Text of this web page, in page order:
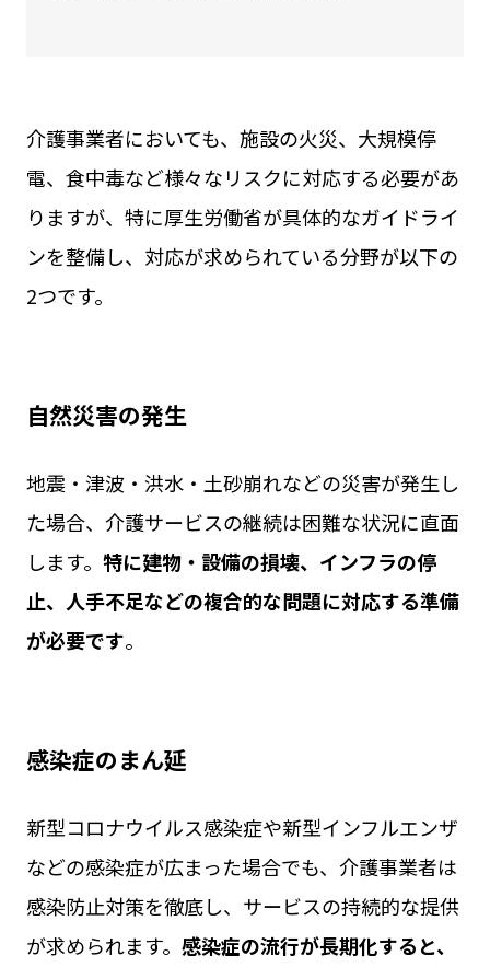
介護事業者においても、施設の火災、大規模停
電、食中毒など様々なリスクに対応する必要があ
りますが、特に厚生労働省が具体的なガイドライ
ンを整備し、対応が求められている分野が以下の
2つです。
自然災害の発生
地震・津波・洪水・土砂崩れなどの災害が発生し
た場合、介護サービスの継続は困難な状況に直面
します。 特に建物・設備の損壊、インフラの停
止、人手不足などの複合的な問題に対応する準備
が必要です。
感染症のまん延
新型コロナウイルス感染症や新型インフルエンザ
などの感染症が広まった場合でも、介護事業者は
感染防止対策を徹底し、サービスの持続的な提供
が求められます。 感染症の流行が長期化すると、